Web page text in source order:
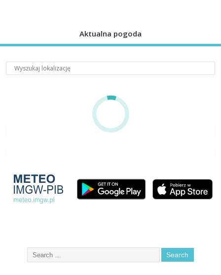
Aktualna pogoda